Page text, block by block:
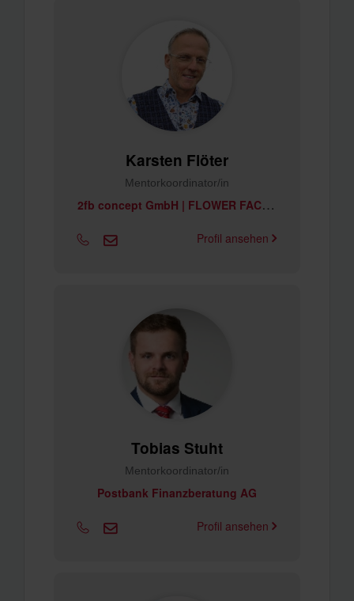
Karsten Flöter
Mentorkoordinator/in
2
fb concept GmbH | FLOWER FACTORY
Profil ansehen
Tobias Stuht
Mentorkoordinator/in
Postbank Finanzberatung AG
Profil ansehen